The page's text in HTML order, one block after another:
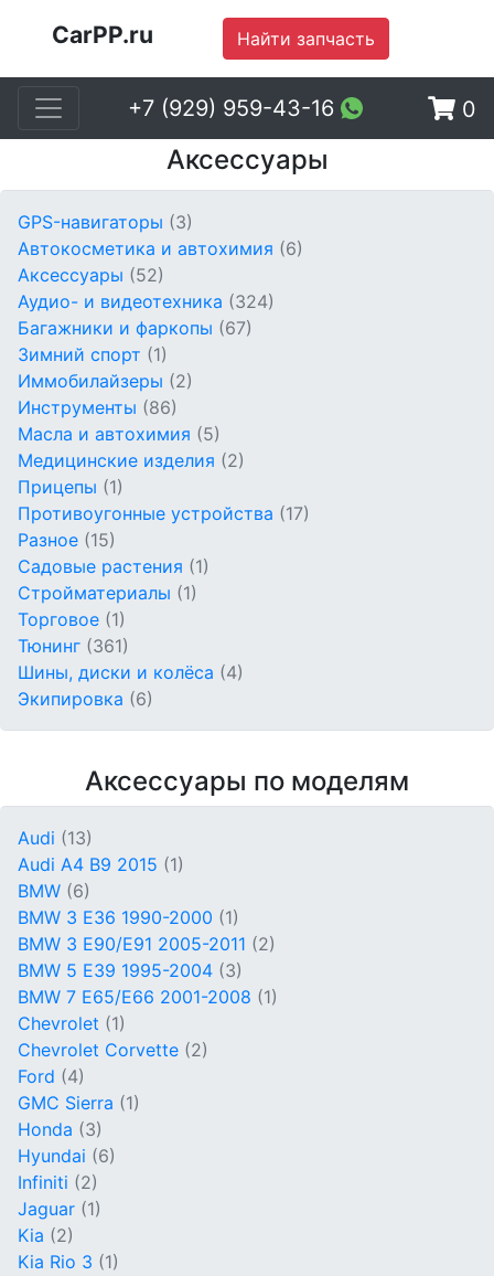
CarPP.ru Найти запчасть
+7 (929) 959-43-16 0
Аксессуары
GPS-навигаторы (3)
Автокосметика и автохимия (6)
Аксессуары (52)
Аудио- и видеотехника (324)
Багажники и фаркопы (67)
Зимний спорт (1)
Иммобилайзеры (2)
Инструменты (86)
Масла и автохимия (5)
Медицинские изделия (2)
Прицепы (1)
Противоугонные устройства (17)
Разное (15)
Садовые растения (1)
Стройматериалы (1)
Торговое (1)
Тюнинг (361)
Шины, диски и колёса (4)
Экипировка (6)
Аксессуары по моделям
Audi (13)
Audi A4 B9 2015 (1)
BMW (6)
BMW 3 E36 1990-2000 (1)
BMW 3 E90/E91 2005-2011 (2)
BMW 5 E39 1995-2004 (3)
BMW 7 E65/E66 2001-2008 (1)
Chevrolet (1)
Chevrolet Corvette (2)
Ford (4)
GMC Sierra (1)
Honda (3)
Hyundai (6)
Infiniti (2)
Jaguar (1)
Kia (2)
Kia Rio 3 (1)